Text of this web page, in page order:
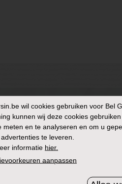
ONTVANG ONZE
wil cookies gebruiken voor Bel
kunnen wij deze cookies
meten en te analyseren en om u
te leveren.
informatie hier.
aanpassen